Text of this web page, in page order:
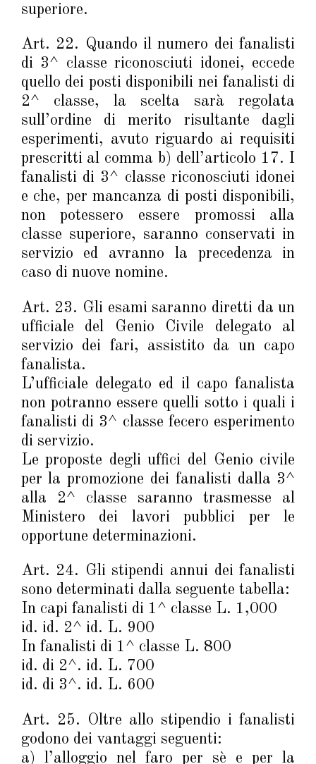
superiore.
Art. 22. Quando il numero dei fanalisti
di 3^ classe riconosciuti idonei, eccede
quello dei posti disponibili nei fanalisti di
2^ classe, la scelta sarà regolata
sull’ordine di merito risultante dagli
esperimenti, avuto riguardo ai requisiti
prescritti al comma b) dell’articolo 17. I
fanalisti di 3^ classe riconosciuti idonei
e che, per mancanza di posti disponibili,
non potessero essere promossi alla
classe superiore, saranno conservati in
servizio ed avranno la precedenza in
caso di nuove nomine.
Art. 23. Gli esami saranno diretti da un
ufficiale del Genio Civile delegato al
servizio dei fari, assistito da un capo
fanalista.
L’ufficiale delegato ed il capo fanalista
non potranno essere quelli sotto i quali i
fanalisti di 3^ classe fecero esperimento
di servizio.
Le proposte degli uffici del Genio civile
per la promozione dei fanalisti dalla 3^
alla 2^ classe saranno trasmesse al
Ministero dei lavori pubblici per le
opportune determinazioni.
Art. 24. Gli stipendi annui dei fanalisti
sono determinati dalla seguente tabella:
In capi fanalisti di 1^ classe L. 1,000
id. id. 2^ id. L. 900
In fanalisti di 1^ classe L. 800
id. di 2^. id. L. 700
id. di 3^. id. L. 600
Art. 25. Oltre allo stipendio i fanalisti
godono dei vantaggi seguenti:
a) l’alloggio nel faro per sè e per la